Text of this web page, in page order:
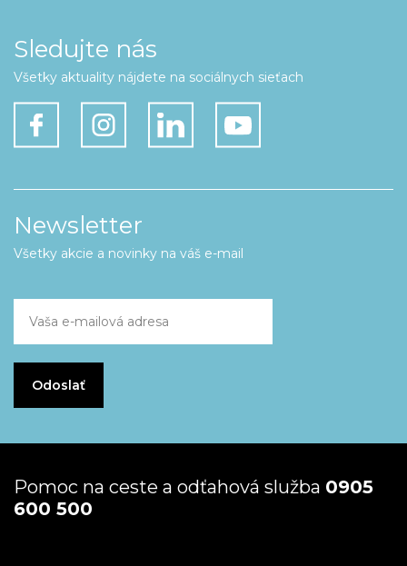
Sledujte nás
Všetky aktuality nájdete na sociálnych sieťach
Newsletter
Všetky akcie a novinky na váš e-mail
Pomoc na ceste a odťahová služba 0905
600 500